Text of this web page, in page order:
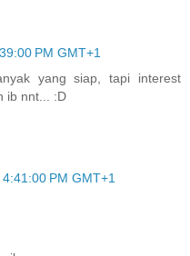
PM GMT+1
yang siap, tapi interest
ib nnt... :D
PM GMT+1